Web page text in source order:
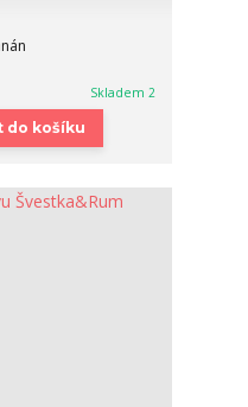
Skladem 2
do košíku